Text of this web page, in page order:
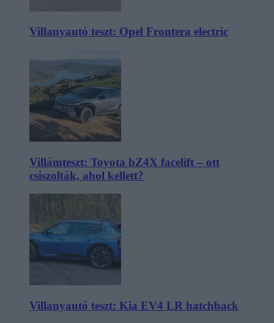
Villanyautó teszt: Opel Frontera electric
Villámteszt: Toyota bZ4X facelift – ott
csiszolták, ahol kellett?
Villanyautó teszt: Kia EV4 LR hatchback